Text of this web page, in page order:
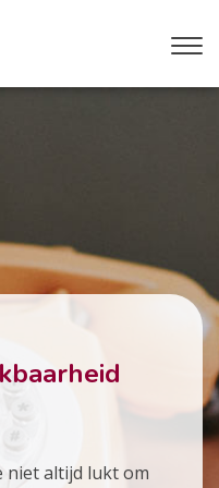
niet altijd lukt om